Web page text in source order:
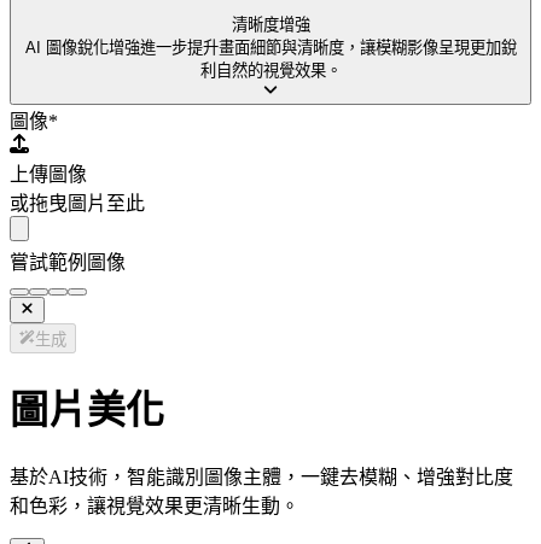
清晰度增強
AI 圖像銳化增強進一步提升畫面細節與清晰度，讓模糊影像呈現更加銳
利自然的視覺效果。
圖像*
上傳圖像
或拖曳圖片至此
嘗試範例圖像
生成
圖片美化
基於AI技術，智能識別圖像主體，一鍵去模糊、增強對比度
和色彩，讓視覺效果更清晰生動。